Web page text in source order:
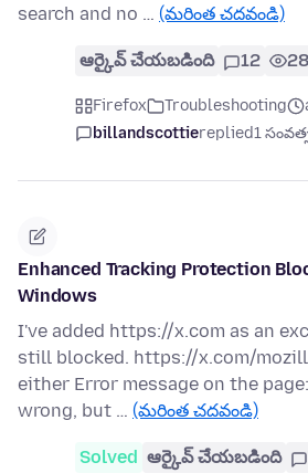
search and no … (మరింత చదవండి)
ఆర్కైవ్ చేయబడింది 12
Firefox Troubleshooting
billandscottiereplied1
Enhanced Tracking Protection
Windows
I've added https://x.com as an
still blocked. https://x.com/
either Error message on the
wrong, but … (మరింత చదవండి)
Solved ఆర్కైవ్ చేయబడింది